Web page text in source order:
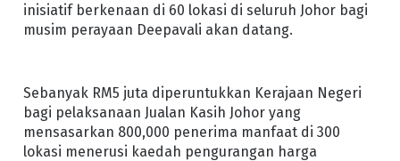
inisiatif berkenaan di 60 lokasi di seluruh Johor bagi
musim perayaan Deepavali akan datang.
Sebanyak RM5 juta diperuntukkan Kerajaan Negeri
bagi pelaksanaan Jualan Kasih Johor yang
mensasarkan 800,000 penerima manfaat di 300
lokasi menerusi kaedah pengurangan harga